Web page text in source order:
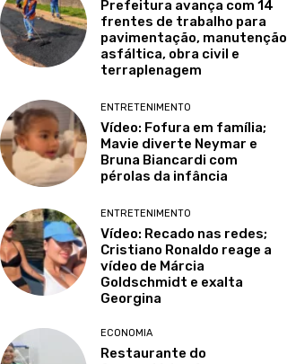
Prefeitura avança com 14
frentes de trabalho para
pavimentação, manutenção
asfáltica, obra civil e
terraplenagem
ENTRETENIMENTO
Vídeo: Fofura em família;
Mavie diverte Neymar e
Bruna Biancardi com
pérolas da infância
ENTRETENIMENTO
Vídeo: Recado nas redes;
Cristiano Ronaldo reage a
vídeo de Márcia
Goldschmidt e exalta
Georgina
ECONOMIA
Restaurante do